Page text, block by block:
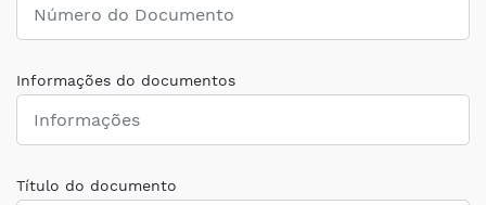
Informações do documentos
Título do documento